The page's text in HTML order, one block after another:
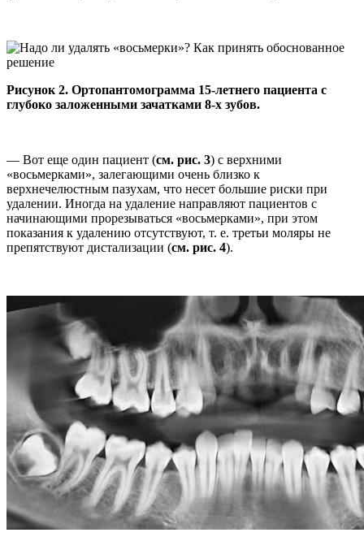
Рисунок 2. Ортопантомограмма 15-летнего пациента с
глубоко заложенными зачатками 8-х зубов.
— Вот еще один пациент (см. рис. 3) с верхними
«восьмерками», залегающими очень близко к
верхнечелюстным пазухам, что несет большие риски при
удалении. Иногда на удаление направляют пациентов с
начинающими прорезываться «восьмерками», при этом
показания к удалению отсутствуют, т. е. третьи моляры не
препятствуют дистализации (см. рис. 4).